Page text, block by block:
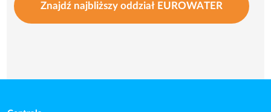
Znajdź najbliższy oddział EUROWATER